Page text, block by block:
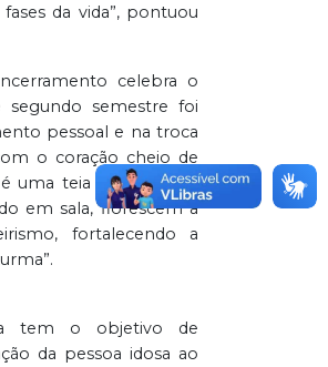
da vida”, pontuou
celebra o
segundo semestre foi
pessoal e na troca
o coração cheio de
uma teia de afetos. É
em sala, florescem a
fortalecendo a
tem o objetivo de
da pessoa idosa ao